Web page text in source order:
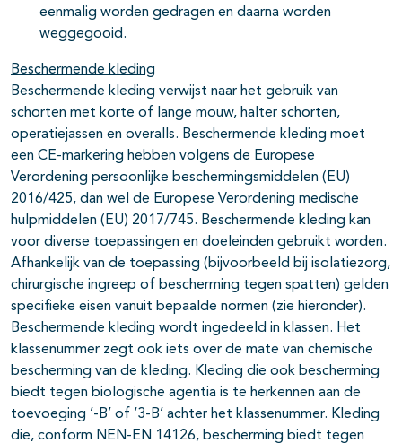
eenmalig worden gedragen en daarna worden
weggegooid.
Beschermende kleding
Beschermende kleding verwijst naar het gebruik van
schorten met korte of lange mouw, halter schorten,
operatiejassen en overalls. Beschermende kleding moet
een CE-markering hebben volgens de Europese
Verordening persoonlijke beschermingsmiddelen (EU)
2016/425, dan wel de Europese Verordening medische
hulpmiddelen (EU) 2017/745. Beschermende kleding kan
voor diverse toepassingen en doeleinden gebruikt worden.
Afhankelijk van de toepassing (bijvoorbeeld bij isolatiezorg,
chirurgische ingreep of bescherming tegen spatten) gelden
specifieke eisen vanuit bepaalde normen (zie hieronder).
Beschermende kleding wordt ingedeeld in klassen. Het
klassenummer zegt ook iets over de mate van chemische
bescherming van de kleding. Kleding die ook bescherming
biedt tegen biologische agentia is te herkennen aan de
toevoeging ’-B’ of ‘3-B’ achter het klassenummer. Kleding
die, conform NEN-EN 14126, bescherming biedt tegen